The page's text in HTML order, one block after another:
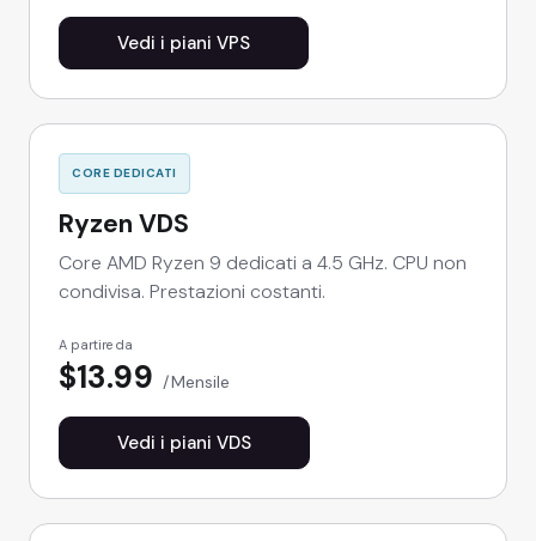
Vedi i piani VPS
CORE DEDICATI
Ryzen VDS
Core AMD Ryzen 9 dedicati a 4.5 GHz. CPU non
condivisa. Prestazioni costanti.
A partire da
$13.99 Mensile
Vedi i piani VDS